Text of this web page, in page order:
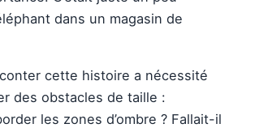
dans un magasin de
cette histoire a nécessité
des obstacles de taille :
les zones d’ombre ? Fallait-il